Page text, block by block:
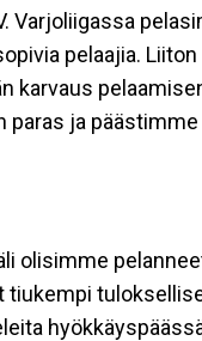
Varjoliigassa
pelaajia.
karvaus
ja
olisimme